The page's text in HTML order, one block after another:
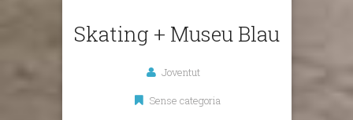
Skating + Museu Blau
Joventut
Sense categoria